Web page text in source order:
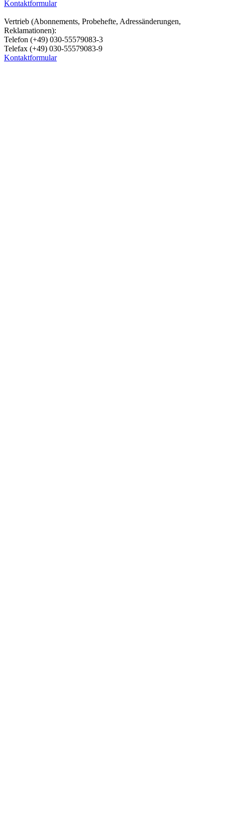
Kontaktformular
Vertrieb (Abonnements, Probehefte, Adressänderungen,
Reklamationen):
Telefon (+49) 030-55579083-3
Telefax (+49) 030-55579083-9
Kontaktformular